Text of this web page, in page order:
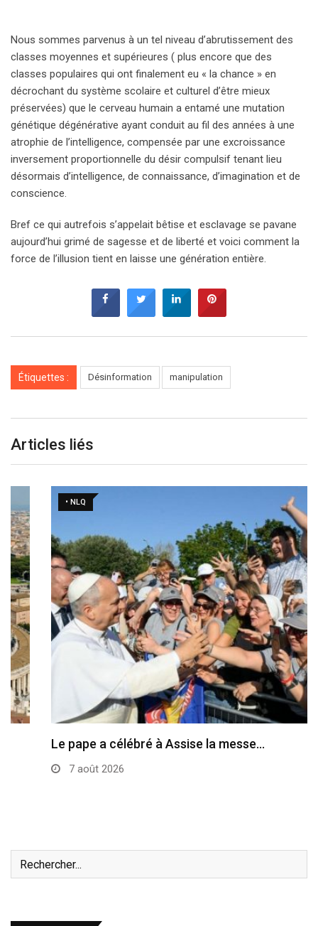
Nous sommes parvenus à un tel niveau d’abrutissement des
classes moyennes et supérieures ( plus encore que des
classes populaires qui ont finalement eu « la chance » en
décrochant du système scolaire et culturel d’être mieux
préservées) que le cerveau humain a entamé une mutation
génétique dégénérative ayant conduit au fil des années à une
atrophie de l’intelligence, compensée par une excroissance
inversement proportionnelle du désir compulsif tenant lieu
désormais d’intelligence, de connaissance, d’imagination et de
conscience.
Bref ce qui autrefois s’appelait bêtise et esclavage se pavane
aujourd’hui grimé de sagesse et de liberté et voici comment la
force de l’illusion tient en laisse une génération entière.
Étiquettes : Désinformation manipulation
Articles liés
Le pape a célébré à Assise la messe…
7 août 2026